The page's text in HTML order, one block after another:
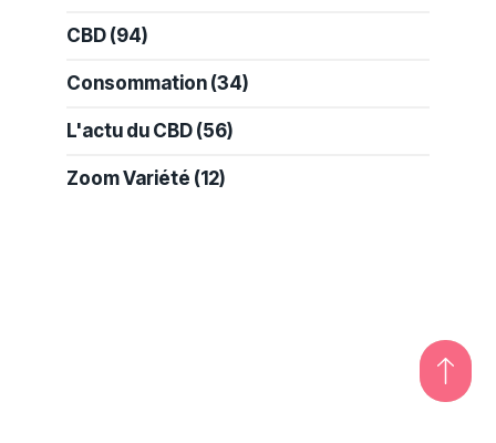
CBD (94)
Consommation (34)
L'actu du CBD (56)
Zoom Variété (12)